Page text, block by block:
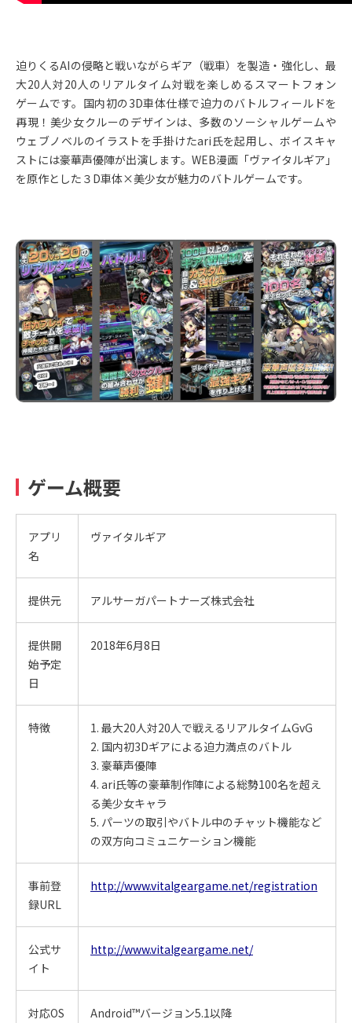
迫りくるAIの侵略と戦いながらギア（戦車）を製造・強化し、最
大20人対20人のリアルタイム対戦を楽しめるスマートフォン
ゲームです。国内初の3D車体仕様で迫力のバトルフィールドを
再現！美少女クルーのデザインは、多数のソーシャルゲームや
ウェブノベルのイラストを手掛けたari氏を起用し、ボイスキャ
ストには豪華声優陣が出演します。WEB漫画「ヴァイタルギア」
を原作とした３D車体×美少女が魅力のバトルゲームです。
ゲーム概要
アプリ
名
ヴァイタルギア
提供元 アルサーガパートナーズ株式会社
提供開
始予定
日
2018年6月8日
特徴
1. 最大20人対20人で戦えるリアルタイムGvG
2. 国内初3Dギアによる迫力満点のバトル
3. 豪華声優陣
4. ari氏等の豪華制作陣による総勢100名を超え
る美少女キャラ
5. パーツの取引やバトル中のチャット機能など
の双方向コミュニケーション機能
事前登
録URL
http://www.vitalgeargame.net/registration
公式サ
イト
http://www.vitalgeargame.net/
対応OS
Android™バージョン5.1以降